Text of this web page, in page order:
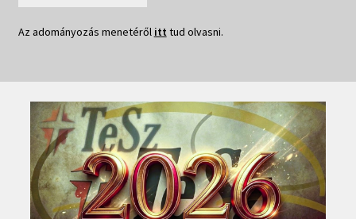
Az adományozás menetéről itt tud olvasni.